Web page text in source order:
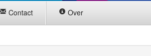
Contact Over